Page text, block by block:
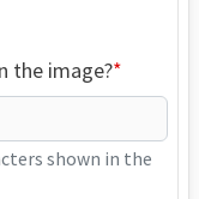
the image?
shown in the